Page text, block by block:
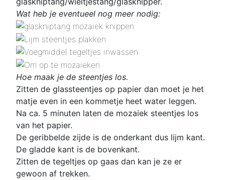
Wat heb je eventueel nog meer nodig:
Hoe maak je de steentjes los.
Zitten de glassteentjes op papier dan moet je het
matje even in een kommetje heet water leggen.
Na ca. 5 minuten laten de mozaiek steentjes los
van het papier.
De geribbelde zijde is de onderkant dus lijm kant.
De gladde kant is de bovenkant.
Zitten de tegeltjes op gaas dan kan je ze er
gewoon af trekken.